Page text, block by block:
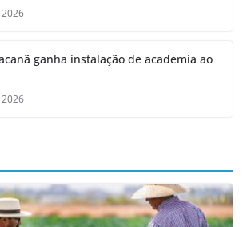
ganha instalação de academia ao